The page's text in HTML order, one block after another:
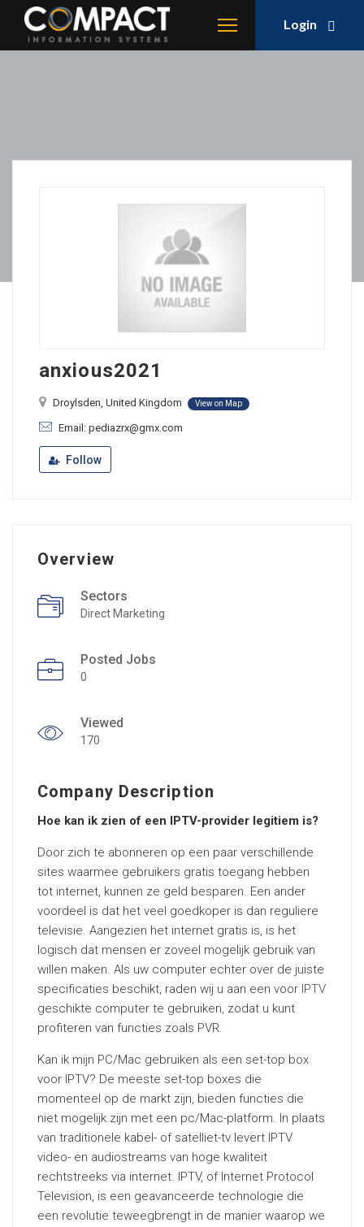
Login
anxious2021
Droylsden, United Kingdom View on Map
Email: pediazrx@gmx.com
Follow
Overview
Sectors
Direct Marketing
Posted Jobs
0
Viewed
170
Company Description
Hoe kan ik zien of een IPTV-provider legitiem is?
Door zich te abonneren op een paar verschillende
sites waarmee gebruikers gratis toegang hebben
tot internet, kunnen ze geld besparen. Een ander
voordeel is dat het veel goedkoper is dan reguliere
televisie. Aangezien het internet gratis is, is het
logisch dat mensen er zoveel mogelijk gebruik van
willen maken. Als uw computer echter over de juiste
specificaties beschikt, raden wij u aan een voor IPTV
geschikte computer te gebruiken, zodat u kunt
profiteren van functies zoals PVR.
Kan ik mijn PC/Mac gebruiken als een set-top box
voor IPTV? De meeste set-top boxes die
momenteel op de markt zijn, bieden functies die
niet mogelijk zijn met een pc/Mac-platform. In plaats
van traditionele kabel- of satelliet-tv levert IPTV
video- en audiostreams van hoge kwaliteit
rechtstreeks via internet. IPTV, of Internet Protocol
Television, is een geavanceerde technologie die
een revolutie teweegbrengt in de manier waarop we